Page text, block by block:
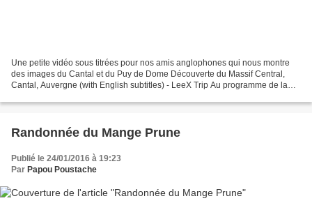
Une petite vidéo sous titrées pour nos amis anglophones qui nous montre
des images du Cantal et du Puy de Dome Découverte du Massif Central,
Cantal, Auvergne (with English subtitles) - LeeX Trip Au programme de la
Randonnée du Mange Prune
Publié le 24/01/2016 à 19:23
Par Papou Poustache